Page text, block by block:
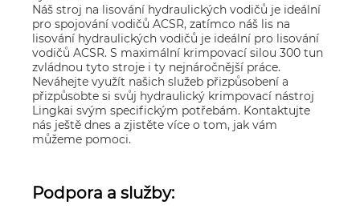
Náš stroj na lisování hydraulických vodičů je ideální
pro spojování vodičů ACSR, zatímco náš lis na
lisování hydraulických vodičů je ideální pro lisování
vodičů ACSR. S maximální krimpovací silou 300 tun
zvládnou tyto stroje i ty nejnáročnější práce.
Neváhejte využít našich služeb přizpůsobení a
přizpůsobte si svůj hydraulický krimpovací nástroj
Lingkai svým specifickým potřebám. Kontaktujte
nás ještě dnes a zjistěte více o tom, jak vám
můžeme pomoci.
Podpora a služby: